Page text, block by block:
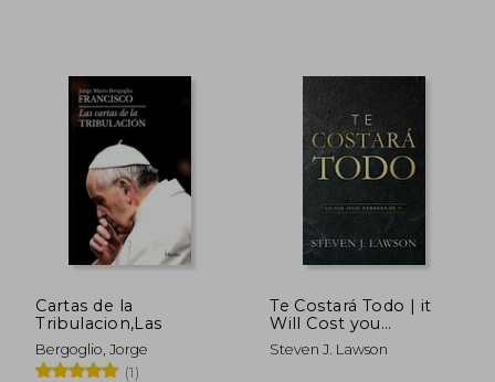
45%
dcto.
40%
dcto.
Cartas de la
Tribulacion,Las
Bergoglio, Jorge
(1)
Te Costará Todo | it
Will Cost you
Everything
Steven J. Lawson